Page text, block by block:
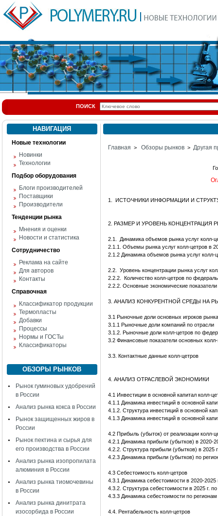
ПОИСК
НАВИГАЦИЯ
Новые технологии
Новинки
Технологии
Подбор оборудования
Блоги производителей
Поставщики
Производители
Тенденции рынка
Мнения и оценки
Новости и статистика
Сотрудничество
Реклама на сайте
Для авторов
Контакты
Справочная
Классификатор продукции
Термопласты
Добавки
Процессы
Нормы и ГОСТы
Классификаторы
ОБЗОРЫ РЫНКОВ
Рынок гуминовых удобрений
в России
Анализ рынка кокса в России
Рынок защищенных жиров в
России
Рынок пектина и сырья для
его производства в России
Анализ рынка изопропилата
алюминия в России
Анализ рынка тиомочевины
в России
Анализ рынка динитрата
изосорбида в России
Главная > Обзоры рынков > Другая
1. ИСТОЧНИКИ ИНФОРМАЦИИ И
2. РАЗМЕР И УРОВЕНЬ КОНЦЕНТРАЦИЯ
2.1.
Динамика объемов рынка услуг колл-
2.1.1. Объемы рынка услуг колл-цетров в
2.1.2 Динамика объемов рынка услуг колл-
2.2.
Уровень концентрации рынка услуг
2.2.2. Количество колл-цетров по
2.2.2. Основные экономические
3. АНАЛИЗ КОНКУРЕНТНОЙ СРЕДЫ НА
3.1 Рыночные доли основных игроков
3.1.1 Рыночные доли компаний по отрасли
3.1.2. Рыночные доли колл-цетров по
3.2 Финансовые показатели основных
3.3. Контактные данные колл-цетров
4. АНАЛИЗ ОТРАСЛЕВОЙ ЭКОНОМИКИ
4.1 Инвестиции в основной капитал колл-
4.1.1 Динамика инвестиций в основной
4.1.2. Структура инвестиций в основной
4.1.3 Динамика инвестиций в основной
4.2 Прибыль (убыток) от реализации колл-
4.2.1 Динамика прибыли (убытков) в 2020-
4.2.2. Структура прибыли (убытков) в
4.2.3 Динамика прибыли (убытков) по
4.3 Себестоимость колл-цетров
4.3.1 Динамика себестоимости в 2020-2025
4.3.2. Структура себестоимости в 2025 г.
4.3.3 Динамика себестоимости по
4.4. Рентабельность колл-цетров